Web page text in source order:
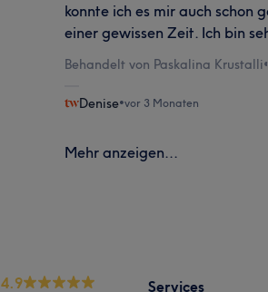
konnte ich es mir auch schon
einer gewissen Zeit. Ich bin
Behandelt von Paskalina Krustalli•
Denise•vor 3 Monaten
Mehr anzeigen...
4.9 Services